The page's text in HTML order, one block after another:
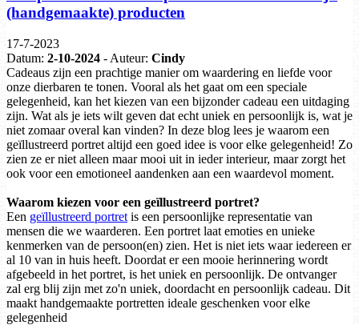
(handgemaakte) producten
17-7-2023
Datum: 2-10-2024 - Auteur: Cindy
Cadeaus zijn een prachtige manier om waardering en liefde voor
onze dierbaren te tonen. Vooral als het gaat om een speciale
gelegenheid, kan het kiezen van een bijzonder cadeau een uitdaging
zijn. Wat als je iets wilt geven dat echt uniek en persoonlijk is, wat je
niet zomaar overal kan vinden? In deze blog lees je waarom een
geïllustreerd portret altijd een goed idee is voor elke gelegenheid! Zo
zien ze er niet alleen maar mooi uit in ieder interieur, maar zorgt het
ook voor een emotioneel aandenken aan een waardevol moment.
Waarom kiezen voor een geïllustreerd portret?
Een geïllustreerd portret is een persoonlijke representatie van
mensen die we waarderen. Een portret laat emoties en unieke
kenmerken van de persoon(en) zien. Het is niet iets waar iedereen er
al 10 van in huis heeft. Doordat er een mooie herinnering wordt
afgebeeld in het portret, is het uniek en persoonlijk. De ontvanger
zal erg blij zijn met zo'n uniek, doordacht en persoonlijk cadeau. Dit
maakt handgemaakte portretten ideale geschenken voor elke
gelegenheid